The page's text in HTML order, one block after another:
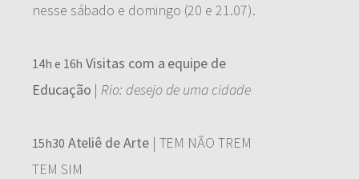
nesse sábado e domingo (20 e 21.07).
14h e 16h Visitas com a equipe de
Educação |Rio: desejo de uma cidade
15h30 Ateliê de Arte| TEM NÃO TREM
TEM SIM